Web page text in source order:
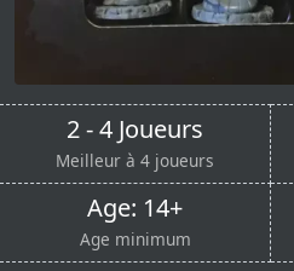
2 - 4 Joueurs
Meilleur à 4 joueurs
Age: 14+
Age minimum